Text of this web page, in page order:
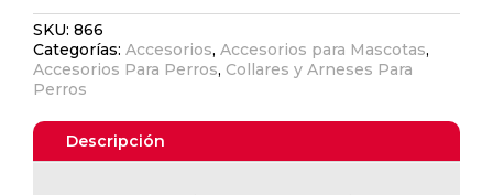
SKU:866
Categorías:Accesorios,Accesorios para Mascotas,
Accesorios Para Perros, Collares y Arneses Para
Perros
Descripción